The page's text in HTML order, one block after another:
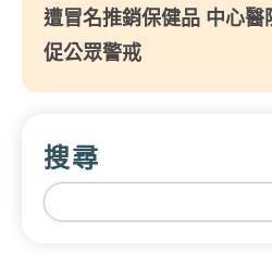
遭冒名推銷保健品 中心醫
促公眾警戒
搜尋